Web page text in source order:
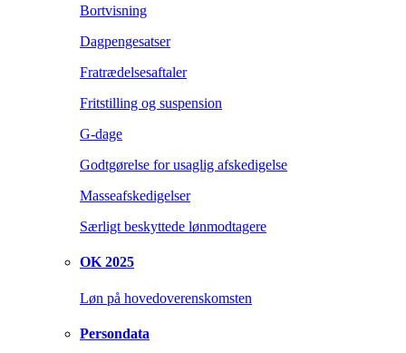
Bortvisning
Dagpengesatser
Fratrædelsesaftaler
Fritstilling og suspension
G-dage
Godtgørelse for usaglig afskedigelse
Masseafskedigelser
Særligt beskyttede lønmodtagere
OK 2025
Løn på hovedoverenskomsten
Persondata